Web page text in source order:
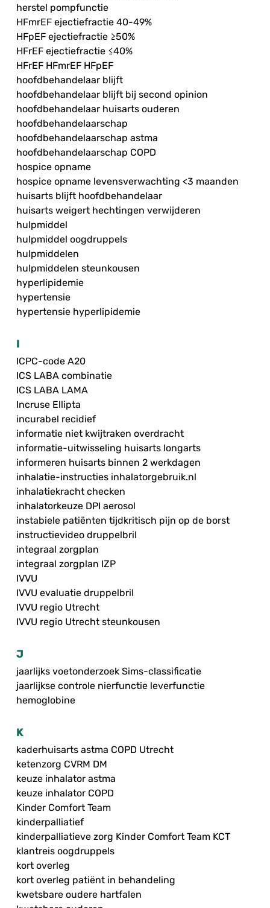
herstel pompfunctie
HFmrEF ejectiefractie 40-49%
HFpEF ejectiefractie ≥50%
HFrEF ejectiefractie ≤40%
HFrEF HFmrEF HFpEF
hoofdbehandelaar blijft
hoofdbehandelaar blijft bij second opinion
hoofdbehandelaar huisarts ouderen
hoofdbehandelaarschap
hoofdbehandelaarschap astma
hoofdbehandelaarschap COPD
hospice opname
hospice opname levensverwachting <3 maanden
huisarts blijft hoofdbehandelaar
huisarts weigert hechtingen verwijderen
hulpmiddel
hulpmiddel oogdruppels
hulpmiddelen
hulpmiddelen steunkousen
hyperlipidemie
hypertensie
hypertensie hyperlipidemie
I
ICPC-code A20
ICS LABA combinatie
ICS LABA LAMA
Incruse Ellipta
incurabel recidief
informatie niet kwijtraken overdracht
informatie-uitwisseling huisarts longarts
informeren huisarts binnen 2 werkdagen
inhalatie-instructies inhalatorgebruik.nl
inhalatiekracht checken
inhalatorkeuze DPI aerosol
instabiele patiënten tijdkritisch pijn op de borst
instructievideo druppelbril
integraal zorgplan
integraal zorgplan IZP
IVVU
IVVU evaluatie druppelbril
IVVU regio Utrecht
IVVU regio Utrecht steunkousen
J
jaarlijks voetonderzoek Sims-classificatie
jaarlijkse controle nierfunctie leverfunctie
hemoglobine
K
kaderhuisarts astma COPD Utrecht
ketenzorg CVRM DM
keuze inhalator astma
keuze inhalator COPD
Kinder Comfort Team
kinderpalliatief
kinderpalliatieve zorg Kinder Comfort Team KCT
klantreis oogdruppels
kort overleg
kort overleg patiënt in behandeling
kwetsbare oudere hartfalen